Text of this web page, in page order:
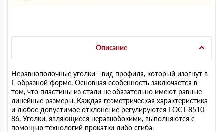
Описание
Неравнополочные уголки - вид профиля, который изогнут в
Г-образной форме. Основная особенность заключается в
том, что пластины из стали не обязательно имеют равные
линейные размеры. Каждая геометрическая характеристика
и любое допустимое отклонение регулируются ГОСТ 8510-
86. Уголки, являющиеся неравнобокими, выполняются с
помощью технологий прокатки либо сгиба.